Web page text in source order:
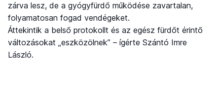
zárva lesz, de a gyógyfürdő működése zavartalan,
folyamatosan fogad vendégeket.
Áttekintik a belső protokollt és az egész fürdőt érintő
változásokat „eszközölnek” – ígérte Szántó Imre
László.